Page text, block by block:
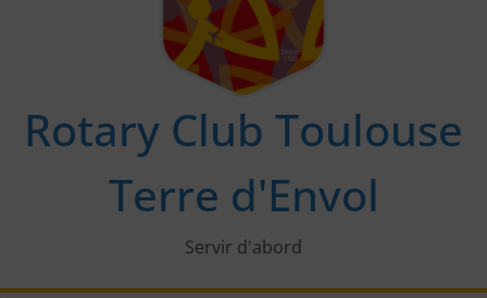
Rotary Club Toulouse
Terre d'Envol
Servir d'abord